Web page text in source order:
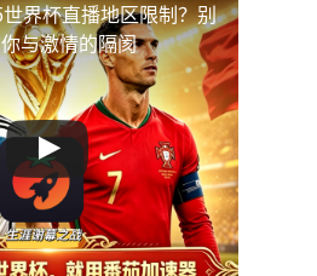
界杯直播地区限制？别
与激情的隔阂